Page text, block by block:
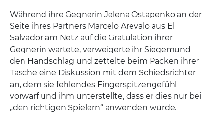
Während ihre Gegnerin Jelena Ostapenko an der
Seite ihres Partners Marcelo Arevalo aus El
Salvador am Netz auf die Gratulation ihrer
Gegnerin wartete, verweigerte ihr Siegemund
den Handschlag und zettelte beim Packen ihrer
Tasche eine Diskussion mit dem Schiedsrichter
an, dem sie fehlendes Fingerspitzengefühl
vorwarf und ihm unterstellte, dass er dies nur bei
„den richtigen Spielern“ anwenden würde.